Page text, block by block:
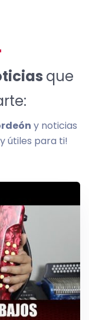
que
y noticias
útiles para ti!